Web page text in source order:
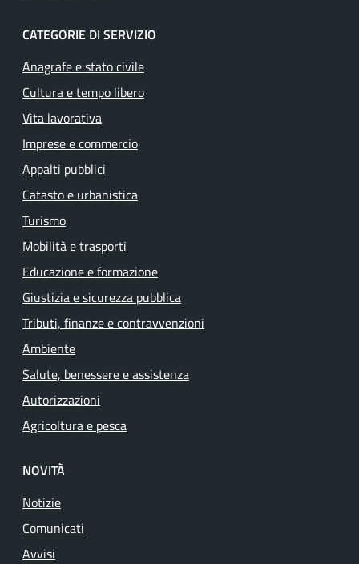
CATEGORIE DI SERVIZIO
Anagrafe e stato civile
Cultura e tempo libero
Vita lavorativa
Imprese e commercio
Appalti pubblici
Catasto e urbanistica
Turismo
Mobilità e trasporti
Educazione e formazione
Giustizia e sicurezza pubblica
Tributi, finanze e contravvenzioni
Ambiente
Salute, benessere e assistenza
Autorizzazioni
Agricoltura e pesca
NOVITÀ
Notizie
Comunicati
Avvisi